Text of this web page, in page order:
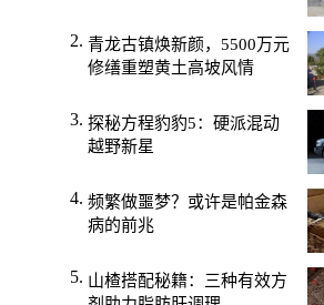
青龙古镇焕新颜，5500万元
修缮重塑黄土高坡风情
探秘方程豹豹5：硬派混动
越野新星
频繁做噩梦？或许是帕金森
病的前兆
山楂搭配秘籍：三种有效方